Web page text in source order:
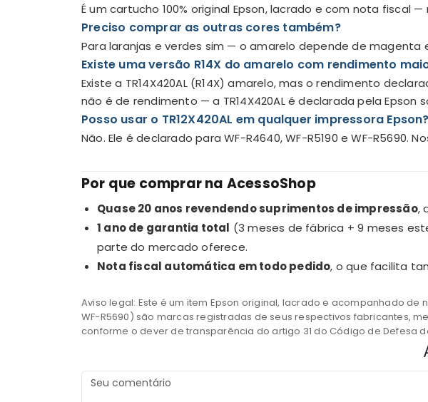
É um cartucho 100% original Epson, lacrado e com nota fiscal
Preciso comprar as outras cores também?
Para laranjas e verdes sim — o amarelo depende de magenta
Existe uma versão R14X do amarelo com rendimento
Existe a TR14X420AL (R14X) amarelo, mas o rendimento
não é de rendimento — a TR14X420AL é declarada pela Epson
Posso usar o TR12X420AL em qualquer impressora Epson?
Não. Ele é declarado para WF-R4640, WF-R5190 e WF-
Por que comprar na AcessoShop
Quase 20 anos revendendo suprimentos de impressão,
1 ano de garantia total (3 meses de fábrica + 9 meses
parte do mercado oferece.
Nota fiscal automática em todo pedido, o que facilita
Aviso legal: Este é um item Epson original, lacrado e acompanhado de
WF-R5690) são marcas registradas de seus respectivos fabricantes,
conforme o dever de transparência do artigo 31 do Código de Defesa